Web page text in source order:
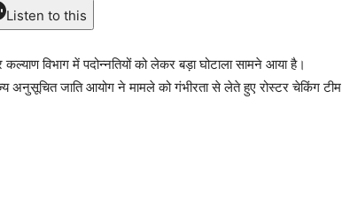
Listen to this
कल्याण विभाग में पदोन्नतियों को लेकर बड़ा घोटाला सामने आया है।
अनुसूचित जाति आयोग ने मामले को गंभीरता से लेते हुए रोस्टर चेकिंग टीम